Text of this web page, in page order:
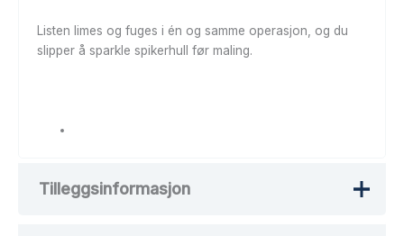
Listen limes og fuges i én og samme operasjon, og du
slipper å sparkle spikerhull før maling.
Tilleggsinformasjon